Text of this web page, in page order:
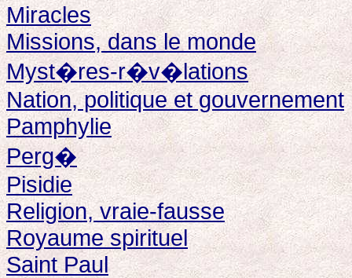
Miracles
Missions, dans le monde
Myst�res-r�v�lations
Nation, politique et gouvernement
Pamphylie
Perg�
Pisidie
Religion, vraie-fausse
Royaume spirituel
Saint Paul